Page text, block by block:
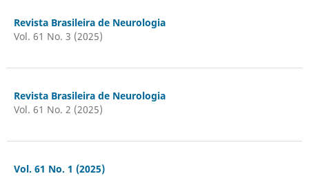
Revista Brasileira de Neurologia
Vol. 61 No. 3 (2025)
Revista Brasileira de Neurologia
Vol. 61 No. 2 (2025)
Vol. 61 No. 1 (2025)